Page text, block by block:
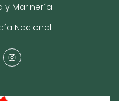
y Marinería
Nacional